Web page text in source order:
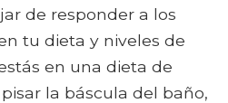
de responder a los
tu dieta y niveles de
en una dieta de
la báscula del baño,